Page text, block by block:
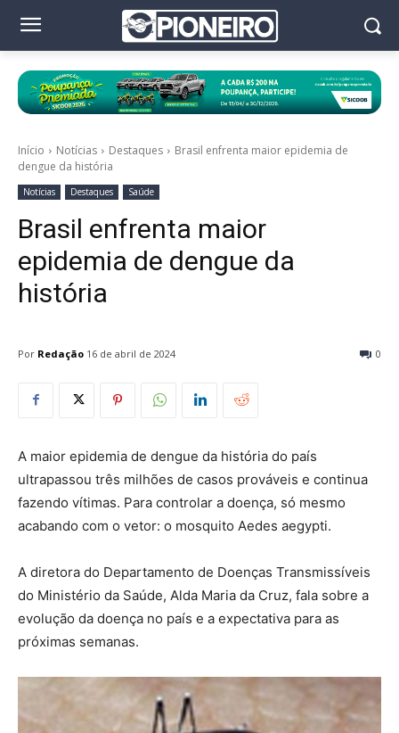
Início Notícias Destaques
Brasil enfrenta maior epidemia de
dengue da história
Notícias Destaques Saúde
Brasil enfrenta maior
epidemia de dengue da
história
Por Redação 0
16 de abril de 2024
A maior epidemia de dengue da história do país
ultrapassou três milhões de casos prováveis e continua
fazendo vítimas. Para controlar a doença, só mesmo
acabando com o vetor: o mosquito Aedes aegypti.
A diretora do Departamento de Doenças Transmissíveis
do Ministério da Saúde, Alda Maria da Cruz, fala sobre a
evolução da doença no país e a expectativa para as
próximas semanas.